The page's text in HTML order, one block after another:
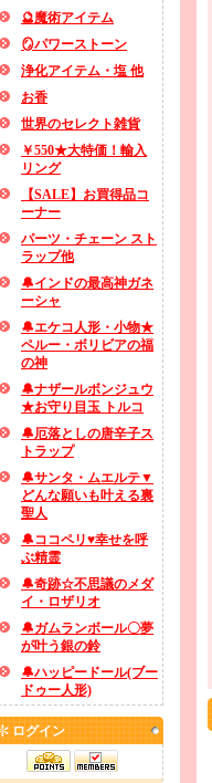
🔮魔術アイテム
🪞パワーストーン
浄化アイテム・塩 他
お香
世界のセレクト雑貨
￥550★大特価！輸入
リング
【SALE】お買得品コ
ーナー
パーツ・チェーン スト
ラップ他
🔔インドの最高神ガネ
ーシャ
🔔エケコ人形・小物★
ペルー・ボリビアの福
の神
🔔ナザールボンジュウ
★お守り目玉 トルコ
🔔厄落としの唐辛子ス
トラップ
🔔サンタ・ムエルテ▼
どんな願いも叶える裏
聖人
🔔ココペリ♥幸せを呼
ぶ精霊
🔔奇跡☆不思議のメダ
イ・ロザリオ
🔔ガムランボール〇夢
が叶う銀の鈴
🔔ハッピードール(ブー
ドゥー人形)
ログイン